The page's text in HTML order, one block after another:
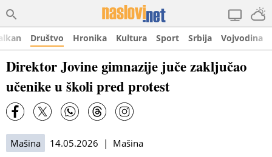
Društvo Hronika Kultura Sport Srbija Vojvodina
Direktor Jovine gimnazije juče zaključao
učenike u školi pred protest
Mašina 14.05.2026 | Mašina